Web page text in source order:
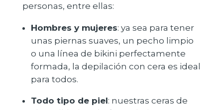
personas, entre ellas:
Hombres y mujeres: ya sea para tener
unas piernas suaves, un pecho limpio
o una línea de bikini perfectamente
formada, la depilación con cera es ideal
para todos.
Todo tipo de piel: nuestras ceras de